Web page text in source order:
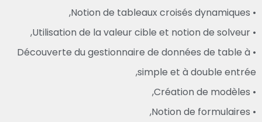
• Notion de tableaux croisés dynamiques,
• Utilisation de la valeur cible et notion de solveur,
• Découverte du gestionnaire de données de table à
simple et à double entrée,
• Création de modèles,
• Notion de formulaires,